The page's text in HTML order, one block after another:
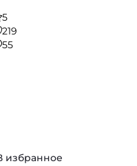
5
219
55
избранное